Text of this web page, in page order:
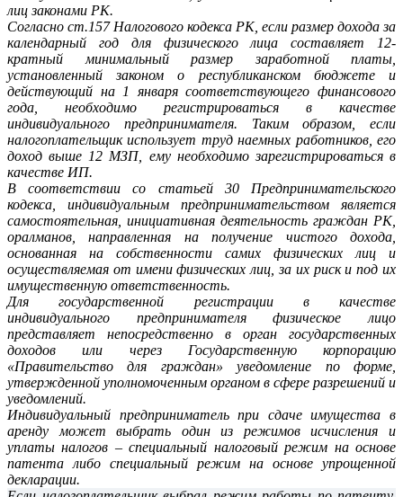
лиц законами РК.
Согласно ст.157 Налогового кодекса РК, если размер дохода за
календарный год для физического лица составляет 12-
кратный минимальный размер заработной платы,
установленный законом о республиканском бюджете и
действующий на 1 января соответствующего финансового
года, необходимо регистрироваться в качестве
индивидуального предпринимателя. Таким образом, если
налогоплательщик использует труд наемных работников, его
доход выше 12 МЗП, ему необходимо зарегистрироваться в
качестве ИП.
В соответствии со статьей 30 Предпринимательского
кодекса, индивидуальным предпринимательством является
самостоятельная, инициативная деятельность граждан РК,
оралманов, направленная на получение чистого дохода,
основанная на собственности самих физических лиц и
осуществляемая от имени физических лиц, за их риск и под их
имущественную ответственность.
Для государственной регистрации в качестве
индивидуального предпринимателя физическое лицо
представляет непосредственно в орган государственных
доходов или через Государственную корпорацию
«Правительство для граждан» уведомление по форме,
утвержденной уполномоченным органом в сфере разрешений и
уведомлений.
Индивидуальный предприниматель при сдаче имущества в
аренду может выбрать один из режимов исчисления и
уплаты налогов – специальный налоговый режим на основе
патента либо специальный режим на основе упрощенной
декларации.